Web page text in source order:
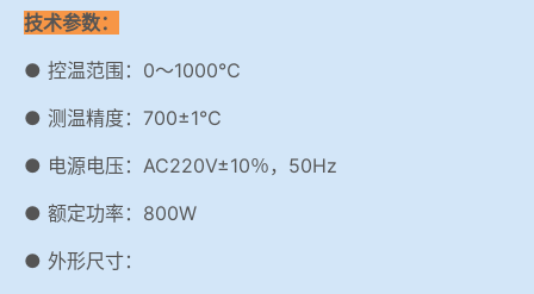
技术参数：
● 控温范围：0～1000℃
● 测温精度：700±1℃
● 电源电压：AC220V±10％，50Hz
● 额定功率：800W
● 外形尺寸：